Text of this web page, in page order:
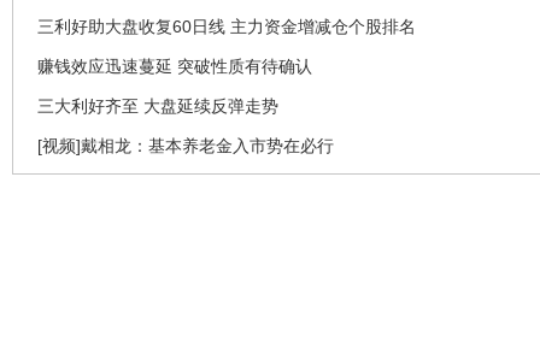
三利好助大盘收复60日线 主力资金增减仓个股排名
赚钱效应迅速蔓延 突破性质有待确认
三大利好齐至 大盘延续反弹走势
[视频]戴相龙：基本养老金入市势在必行